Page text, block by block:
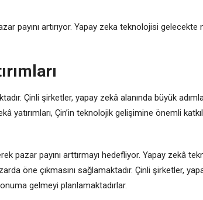
payını artırıyor. Yapay zeka teknolojisi gelecekte
Çinli şirketler, yapay zekâ alanında büyük
yatırımları, Çin’in teknolojik gelişimine önemli
pazar payını arttırmayı hedefliyor. Yapay zekâ
öne çıkmasını sağlamaktadır. Çinli şirketler,
gelmeyi planlamaktadırlar.